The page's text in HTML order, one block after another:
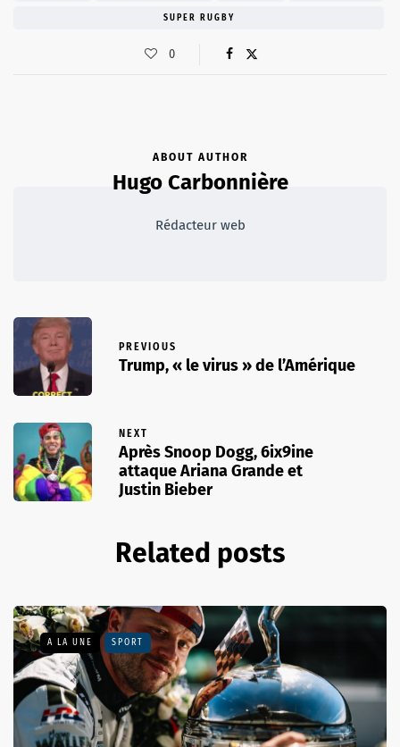
SUPER RUGBY
0
ABOUT AUTHOR
Hugo Carbonnière
Rédacteur web
PREVIOUS
Trump, « le virus » de l’Amérique
NEXT
Après Snoop Dogg, 6ix9ine
attaque Ariana Grande et
Justin Bieber
Related posts
A LA UNE SPORT